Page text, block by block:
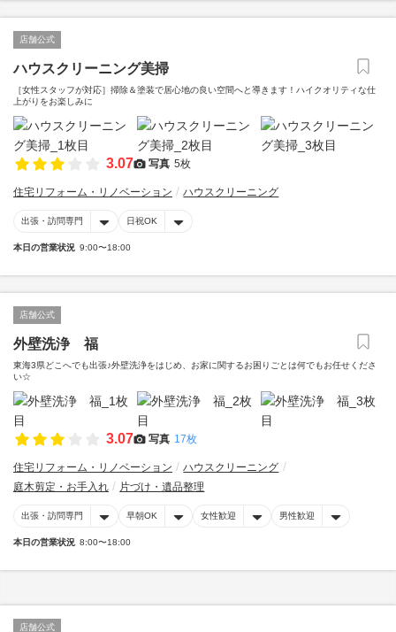
店舗公式
ハウスクリーニング美掃
［女性スタッフが対応］掃除＆塗装で居心地の良い空間へと導きます！ハイクオリティな仕
上がりをお楽しみに
3.07 写真 5枚
住宅リフォーム・リノベーション ハウスクリーニング
出張・訪問専門 日祝OK
本日の営業状況 9:00〜18:00
店舗公式
外壁洗浄 福
東海3県どこへでも出張♪外壁洗浄をはじめ、お家に関するお困りごとは何でもお任せくださ
い☆
3.07 写真 17枚
住宅リフォーム・リノベーション
ハウスクリーニング
庭木剪定・お手入れ
片づけ・遺品整理
出張・訪問専門 早朝OK 女性歓迎 男性歓迎
本日の営業状況 8:00〜18:00
店舗公式